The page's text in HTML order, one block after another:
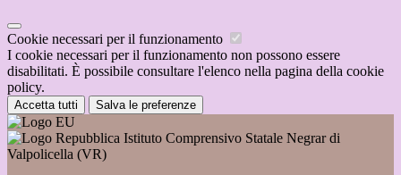
Cookie necessari per il funzionamento
I cookie necessari per il funzionamento non possono essere
disabilitati. È possibile consultare l'elenco nella pagina della cookie
policy.
Accetta tutti Salva le preferenze
Istituto Comprensivo Statale Negrar di
Valpolicella (VR)